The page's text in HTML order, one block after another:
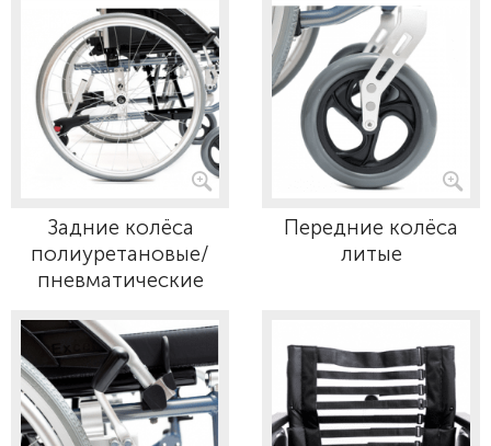
Задние колёса
полиуретановые/
пневматические
Передние колёса
литые